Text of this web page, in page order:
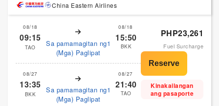
China Eastern Airlines
08/18
09:15
TAO
Sa pamamagitan ng1
(Mga) Paglipat
08/18
15:50
BKK
08/27
13:35
BKK
Sa pamamagitan ng1
(Mga) Paglipat
08/27
21:40
TAO
PHP23,261
Fuel Surcharge
Kinakailangan
ang pasaporte